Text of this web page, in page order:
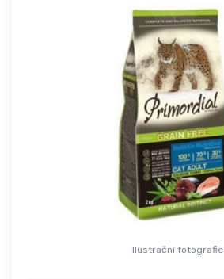
Ilustrační fotografie